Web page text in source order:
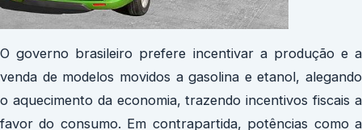
O governo brasileiro prefere incentivar a produção e a
venda de modelos movidos a gasolina e etanol, alegando
o aquecimento da economia, trazendo incentivos fiscais a
favor do consumo. Em contrapartida, potências como a